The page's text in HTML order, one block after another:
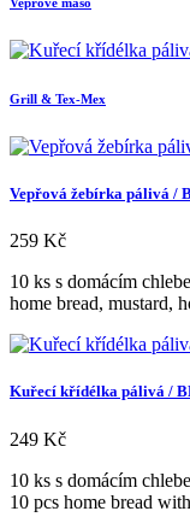
Grill & Tex-Mex
Vepřová žebírka pálivá /
259 Kč
10 ks s domácím
home bread, mustard,
Kuřecí křídélka pálivá /
249 Kč
10 ks s domácím
10 pcs home bread